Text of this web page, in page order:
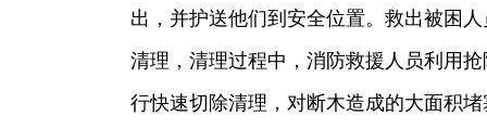
出，并护送他们到安全位置。救出被困
清理，清理过程中，消防救援人员利用
行快速切除清理，对断木造成的大面积